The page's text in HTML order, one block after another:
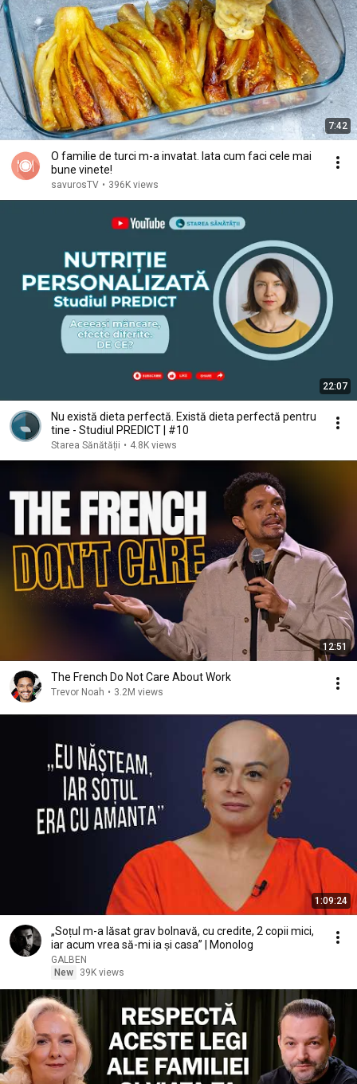
7:42
O familie de turci m-a invatat. Iata cum faci cele mai
bune vinete!
savurosTV • 396K views
22:07
Nu există dieta perfectă. Există dieta perfectă pentru
tine - Studiul PREDICT | #10
Starea Sănătății • 4.8K views
12:51
The French Do Not Care About Work
Trevor Noah • 3.2M views
1:09:24
„Soțul m-a lăsat grav bolnavă, cu credite, 2 copii mici,
iar acum vrea să-mi ia și casa” | Monolog
GALBEN
New
39K views